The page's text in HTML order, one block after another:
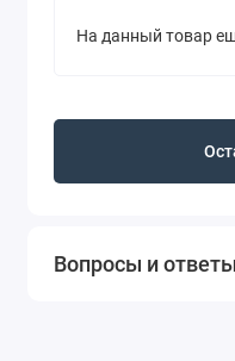
На данный товар
Вопросы и ответы